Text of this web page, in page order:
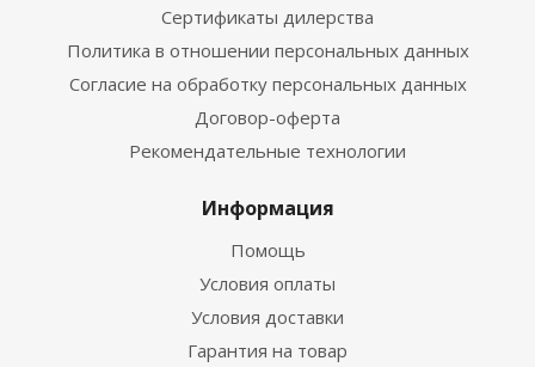
Сертификаты дилерства
Политика в отношении персональных данных
Согласие на обработку персональных данных
Договор-оферта
Рекомендательные технологии
Информация
Помощь
Условия оплаты
Условия доставки
Гарантия на товар